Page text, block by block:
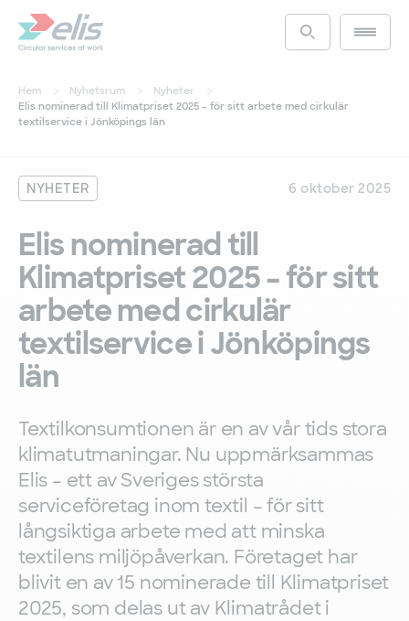
huvudinnehållAccess the
Main
Hem Nyhetsrum
Nyheter
Elis nominerad till Klimatpriset 2025 – för sitt arbete med cirkulär
textilservice i Jönköpings län
NYHETER 6 oktober 2025
Elis nominerad till
Klimatpriset 2025 – för sitt
arbete med cirkulär
textilservice i Jönköpings
län
Textilkonsumtionen är en av vår tids stora
klimatutmaningar. Nu uppmärksammas
Elis – ett av Sveriges största
serviceföretag inom textil – för sitt
långsiktiga arbete med att minska
textilens miljöpåverkan. Företaget har
blivit en av 15 nominerade till Klimatpriset
2025, som delas ut av Klimatrådet i